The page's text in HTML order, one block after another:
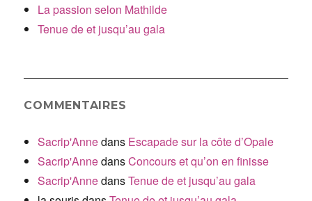
La passion selon Mathilde
Tenue de et jusqu’au gala
COMMENTAIRES
Sacrip'Annedans Escapade sur la côte d’Opale
Sacrip'AnnedansConcours et qu’on en finisse
Sacrip'AnnedansTenue de et jusqu’au gala